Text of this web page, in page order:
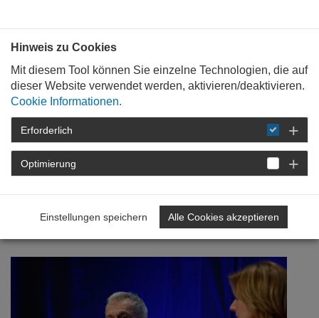
STARTSEITE
FORTBILDUNG
DETAIL
Mit der Kraft der Vielen...
Hinweis zu Cookies
Mit diesem Tool können Sie einzelne Technologien, die auf
dieser Website verwendet werden, aktivieren/deaktivieren.
Cookie Informationen.
Erforderlich
Optimierung
Einstellungen speichern Alle Cookies akzeptieren